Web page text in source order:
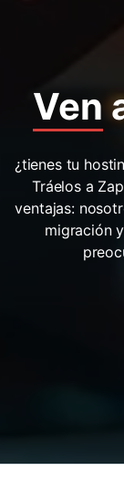
Ven
¿tienes tu
Tráelos a
ventajas:
migración